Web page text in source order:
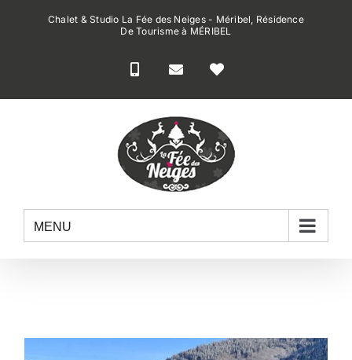
Chalet & Studio La Fée des Neiges - Méribel, Résidence
De Tourisme à MÉRIBEL
MENU